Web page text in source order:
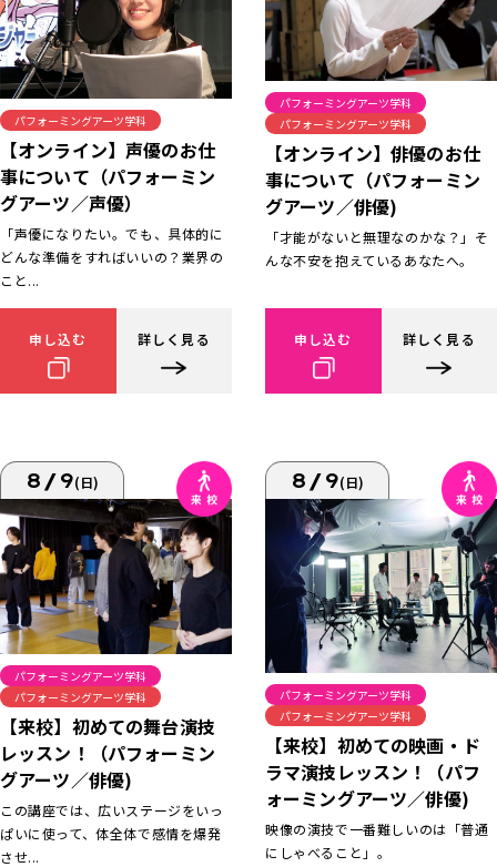
パフォーミングアーツ学科
【オンライン】声優のお仕
事について（パフォーミン
グアーツ／声優）
「声優になりたい。でも、具体的に
どんな準備をすればいいの？業界の
こと...
申し込む 詳しく見る
パフォーミングアーツ学科
パフォーミングアーツ学科
【オンライン】俳優のお仕
事について（パフォーミン
グアーツ／俳優)
「才能がないと無理なのかな？」そ
んな不安を抱えているあなたへ。
申し込む 詳しく見る
8/9(日)
パフォーミングアーツ学科
パフォーミングアーツ学科
【来校】初めての舞台演技
レッスン！（パフォーミン
グアーツ／俳優)
この講座では、広いステージをいっ
ぱいに使って、体全体で感情を爆発
させ...
8/9(日)
パフォーミングアーツ学科
パフォーミングアーツ学科
【来校】初めての映画・ド
ラマ演技レッスン！（パフ
ォーミングアーツ／俳優)
映像の演技で一番難しいのは「普通
にしゃべること」。